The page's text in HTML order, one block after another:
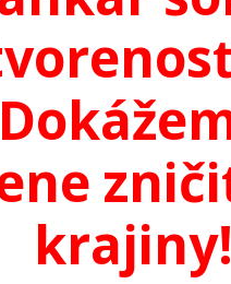
krajiny!